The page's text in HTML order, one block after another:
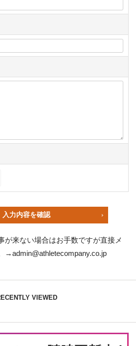
入力内容を確認
が来ない場合はお手数ですが直接メ
→admin@athletecompany.co.jp
VIEWED